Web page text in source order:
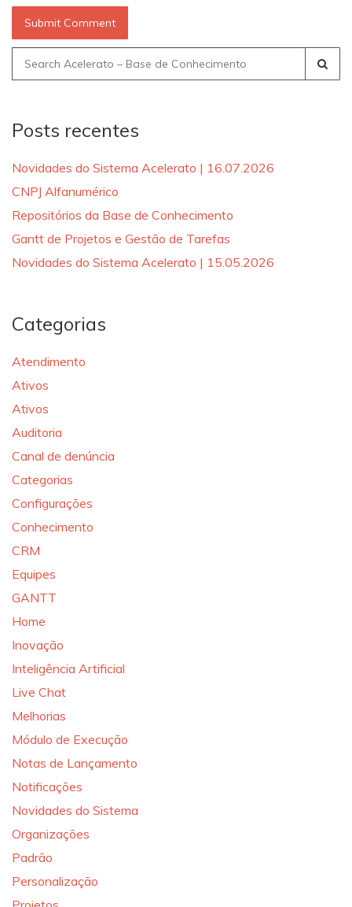
Search
for:
Posts recentes
Novidades do Sistema Acelerato | 16.07.2026
CNPJ Alfanumérico
Repositórios da Base de Conhecimento
Gantt de Projetos e Gestão de Tarefas
Novidades do Sistema Acelerato | 15.05.2026
Categorias
Atendimento
Ativos
Ativos
Auditoria
Canal de denúncia
Categorias
Configurações
Conhecimento
CRM
Equipes
GANTT
Home
Inovação
Inteligência Artificial
Live Chat
Melhorias
Módulo de Execução
Notas de Lançamento
Notificações
Novidades do Sistema
Organizações
Padrão
Personalização